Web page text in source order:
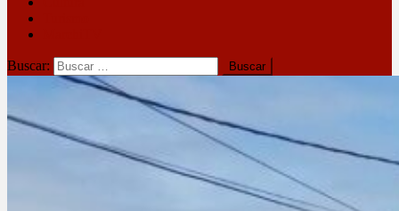
Buscar: